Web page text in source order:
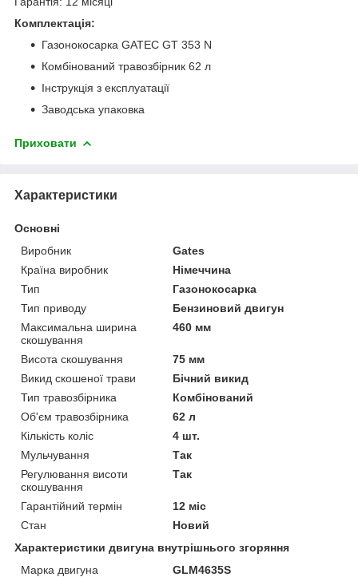
Комплектація:
Газонокосарка GATEC GT 353 N
Комбінований травозбірник 62 л
Інструкція з експлуатації
Заводська упаковка
Приховати
Характеристики
Основні
Виробник
Gates
Країна виробник
Німеччина
Тип
Газонокосарка
Тип приводу
Бензиновий двигун
Максимальна ширина
скошування
460 мм
Висота скошування
75 мм
Викид скошеної трави
Бічний викид
Тип травозбірника
Комбінований
Об'єм травозбірника
62 л
Кількість коліс
4 шт.
Мульчування
Так
Регулювання висоти
скошування
Так
Гарантійний термін
12 міс
Стан
Новий
Характеристики двигуна внутрішнього згоряння
Марка двигуна
GLM4635S